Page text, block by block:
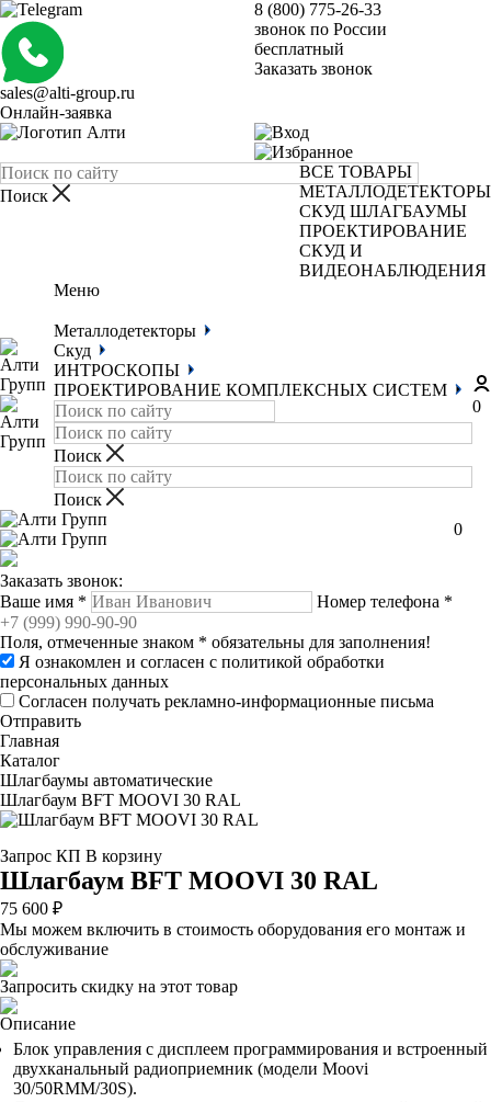
sales@alti-group.ru
Онлайн-заявка
8 (800) 775-26-33
звонок по России
бесплатный
Заказать звонок
ВСЕ ТОВАРЫ
МЕТАЛЛОДЕТЕКТОРЫ
СКУД ШЛАГБАУМЫ
ПРОЕКТИРОВАНИЕ
СКУД И
ВИДЕОНАБЛЮДЕНИЯ
Меню
Металлодетекторы
Скуд
ИНТРОСКОПЫ
ПРОЕКТИРОВАНИЕ КОМПЛЕКСНЫХ СИСТЕМ
0
0
Заказать звонок:
Ваше имя * Номер телефона *
Поля, отмеченные знаком * обязательны для заполнения!
Я ознакомлен и согласен с политикой обработки
персональных данных
Согласен получать рекламно-информационные письма
Отправить
Главная
Каталог
Шлагбаумы автоматические
Шлагбаум BFT MOOVI 30 RAL
Запрос КП В корзину
Шлагбаум BFT MOOVI 30 RAL
75 600 ₽
Мы можем включить в стоимость оборудования его монтаж и
обслуживание
Запросить скидку на этот товар
Описание
Блок управления с дисплеем программирования и встроенный
двухканальный радиоприемник (модели Moovi
30/50RMM/30S).